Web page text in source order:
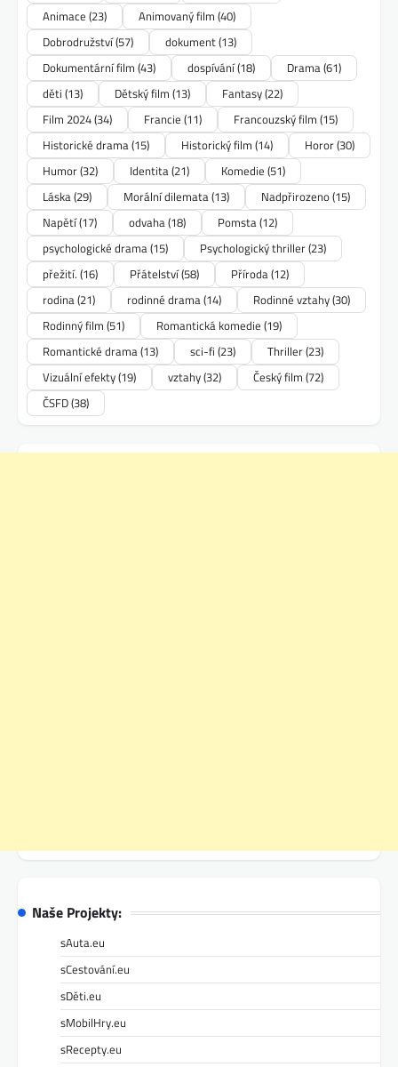
Animace (23) Animovaný film (40)
Dobrodružství(57) dokument(13)
Dokumentární film (43) dospívání(18) Drama(61)
děti (13) Dětský film (13) Fantasy(22)
Film 2024(34) Francie (11) Francouzský film (15)
Historické drama(15) Historický film (14) Horor(30)
Humor(32) Identita(21) Komedie (51)
Láska(29) Morální dilemata(13) Nadpřirozeno(15)
Napětí(17) odvaha(18) Pomsta(12)
psychologické drama(15) Psychologický thriller(23)
přežití. (16) Přátelství(58) Příroda(12)
rodina(21) rodinné drama(14) Rodinné vztahy(30)
Rodinný film (51) Romantická komedie (19)
Romantické drama(13) sci-fi (23) Thriller(23)
Vizuální efekty(19) vztahy(32) Český film (72)
ČSFD(38)
Naše Projekty:
sAuta.eu
sCestování.eu
sDěti.eu
sMobilHry.eu
sRecepty.eu